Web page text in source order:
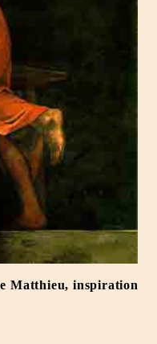
Matthieu, inspiration